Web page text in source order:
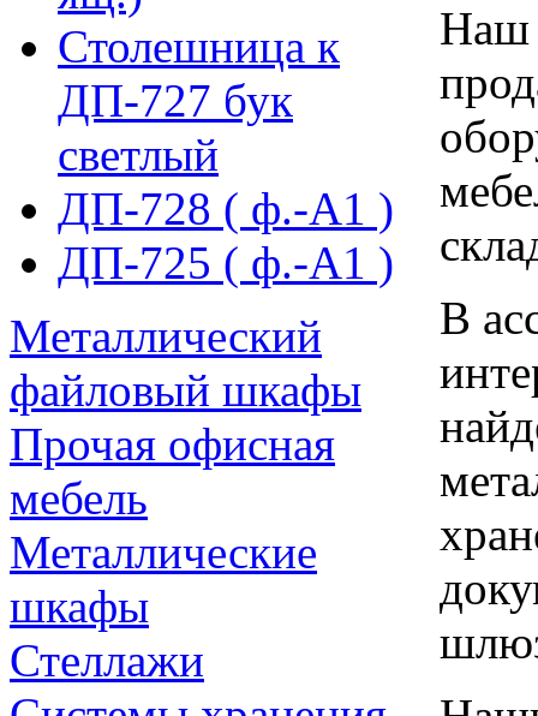
Столешница к
ДП-727 бук
светлый
ДП-728 ( ф.-А1 )
ДП-725 ( ф.-А1 )
Металлический
файловый шкафы
Прочая офисная
мебель
Металлические
шкафы
Стеллажи
Наш
В